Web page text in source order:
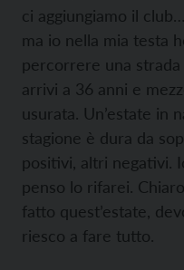
ci aggiungiamo il
ma io nella mia testa
percorrere una
arrivi a 36 anni e
usurata. Un’estate in
stagione è dura da
positivi, altri negativi.
penso lo rifarei.
fatto quest’estate,
riesco a fare tutto.